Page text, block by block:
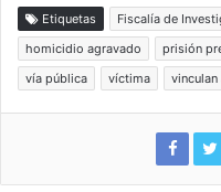
Etiquetas
Fiscalía de
homicidio agravado
prisión
vía pública
víctima